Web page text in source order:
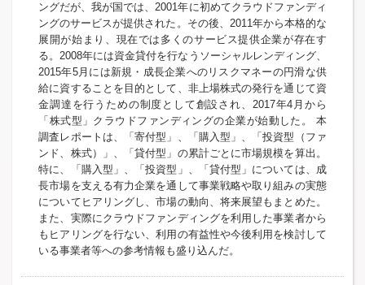
ングだが、我が国では、2001年に初めてクラウドファンディ
ングのサービスが提供された。その後、2011年から本格的な
展開が始まり、現在では多くのサービス提供企業が存在す
る。2008年には資金貸付を行なうソーシャルレンディング、
2015年5月には新規・成長企業へのリスクマネーの円滑な供
給に資することを目的として、非上場株式の発行を通じて資
金調達を行うための制度として創設され、2017年4月から
「株式型」クラウドファンディングの企業が始動した。 本
調査レポートは、「寄付型」、「購入型」、「投資型（ファ
ンド、株式）」、「貸付型」の累計ごとに市場規模を算出。
特に、「購入型」、「投資型」、「貸付型」については、成
長市場を支える有力企業を通して事業戦略や取り組みの実態
についてヒアリングし、市場の動向、将来展望もまとめた。
また、実際にクラウドファンディングを利用した事業者から
もヒアリングを行ない、利用の有益性や今後利用を検討して
いる事業者等への参考情報も盛り込んだ。